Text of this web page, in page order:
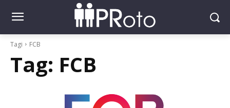
Tagi FCB
Tag: FCB